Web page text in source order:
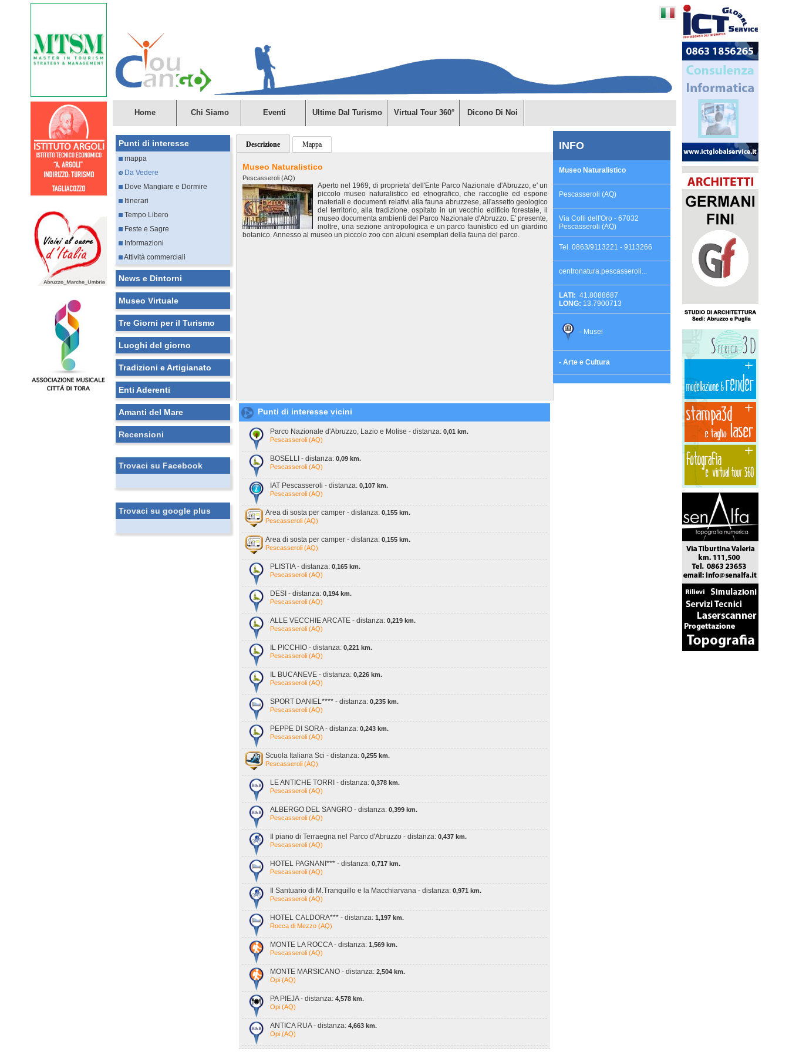
Home Chi Siamo Eventi Ultime Dal Turismo Virtual Tour 360° Dicono Di Noi
Punti di interesse
mappa
Da Vedere
Dove Mangiare e Dormire
Itinerari
Tempo Libero
Feste e Sagre
Informazioni
Attività commerciali
News e Dintorni
Museo Virtuale
Tre Giorni per il Turismo
Luoghi del giorno
Tradizioni e Artigianato
Enti Aderenti
Amanti del Mare
Recensioni
Trovaci su Facebook
Trovaci su google plus
Descrizione Mappa
Museo Naturalistico
Pescasseroli (AQ)
Aperto nel 1969, di proprieta' dell'Ente Parco Nazionale d'Abruzzo, e' un
piccolo museo naturalistico ed etnografico, che raccoglie ed espone
materiali e documenti relativi alla fauna abruzzese, all'assetto geologico
del territorio, alla tradizione. ospitato in un vecchio edificio forestale, il
museo documenta ambienti del Parco Nazionale d'Abruzzo. E' presente,
inoltre, una sezione antropologica e un parco faunistico ed un giardino
botanico. Annesso al museo un piccolo zoo con alcuni esemplari della fauna del parco.
Punti di interesse vicini
Parco Nazionale d'Abruzzo, Lazio e Molise - distanza: 0,01 km.
Pescasseroli (AQ)
BOSELLI - distanza: 0,09 km.
Pescasseroli (AQ)
IAT Pescasseroli - distanza: 0,107 km.
Pescasseroli (AQ)
Area di sosta per camper - distanza: 0,155 km.
Pescasseroli (AQ)
Area di sosta per camper - distanza: 0,155 km.
Pescasseroli (AQ)
PLISTIA - distanza: 0,165 km.
Pescasseroli (AQ)
DESI - distanza: 0,194 km.
Pescasseroli (AQ)
ALLE VECCHIE ARCATE - distanza: 0,219 km.
Pescasseroli (AQ)
IL PICCHIO - distanza: 0,221 km.
Pescasseroli (AQ)
IL BUCANEVE - distanza: 0,226 km.
Pescasseroli (AQ)
SPORT DANIEL**** - distanza: 0,235 km.
Pescasseroli (AQ)
PEPPE DI SORA - distanza: 0,243 km.
Pescasseroli (AQ)
Scuola Italiana Sci - distanza: 0,255 km.
Pescasseroli (AQ)
LE ANTICHE TORRI - distanza: 0,378 km.
Pescasseroli (AQ)
ALBERGO DEL SANGRO - distanza: 0,399 km.
Pescasseroli (AQ)
Il piano di Terraegna nel Parco d'Abruzzo - distanza: 0,437 km.
Pescasseroli (AQ)
HOTEL PAGNANI*** - distanza: 0,717 km.
Pescasseroli (AQ)
Il Santuario di M.Tranquillo e la Macchiarvana - distanza: 0,971 km.
Pescasseroli (AQ)
HOTEL CALDORA*** - distanza: 1,197 km.
Rocca di Mezzo (AQ)
MONTE LA ROCCA - distanza: 1,569 km.
Pescasseroli (AQ)
MONTE MARSICANO - distanza: 2,504 km.
Opi (AQ)
PA PIEJA - distanza: 4,578 km.
Opi (AQ)
ANTICA RUA - distanza: 4,663 km.
Opi (AQ)
INFO
Museo Naturalistico
Pescasseroli (AQ)
Via Colli dell'Oro - 67032
Pescasseroli (AQ)
Tel. 0863/9113221 - 9113266
centronatura.pescasseroli...
LATI: 41.8088687
LONG: 13.7900713
- Musei
- Arte e Cultura